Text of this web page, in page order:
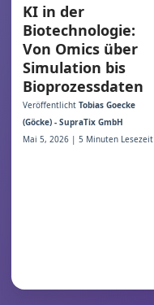
KI in der
Biotechnologie:
Von Omics über
Simulation bis
Bioprozessdaten
Veröffentlicht Tobias Goecke
(Göcke) - SupraTix GmbH
Mai 5, 2026 | 5 Minuten Lesezeit